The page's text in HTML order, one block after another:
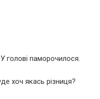
голові паморочилося.
хоч якась різниця?